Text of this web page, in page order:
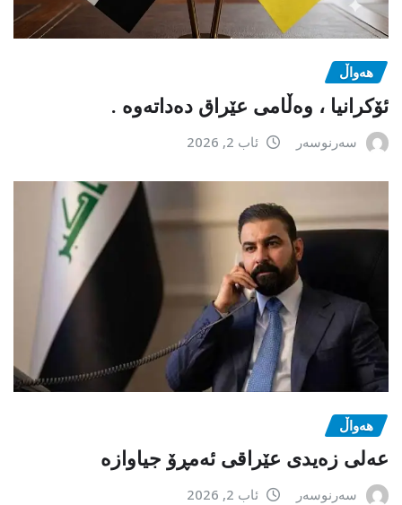
هەواڵ
ئۆکرانیا ، وەڵامی عێراق دەداتەوە .
سەرنوسەر ئاب 2, 2026
هەواڵ
عەلی زەیدی عێراقی ئەمڕۆ جیاوازە
سەرنوسەر ئاب 2, 2026